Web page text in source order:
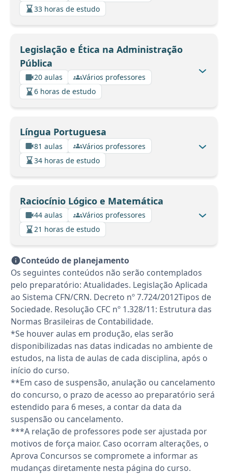
33 horas de estudo
Legislação e Ética na Administração
Pública
20 aulas
Vários professores
6 horas de estudo
Língua Portuguesa
81 aulas
Vários professores
34 horas de estudo
Raciocínio Lógico e Matemática
44 aulas
Vários professores
21 horas de estudo
Conteúdo de planejamento
Os seguintes conteúdos não serão contemplados
pelo preparatório: Atualidades. Legislação Aplicada
ao Sistema CFN/CRN. Decreto nº 7.724/2012Tipos de
Sociedade. Resolução CFC nº 1.328/11: Estrutura das
Normas Brasileiras de Contabilidade.
*Se houver aulas em produção, elas serão
disponibilizadas nas datas indicadas no ambiente de
estudos, na lista de aulas de cada disciplina, após o
início do curso.
**Em caso de suspensão, anulação ou cancelamento
do concurso, o prazo de acesso ao preparatório será
estendido para 6 meses, a contar da data da
suspensão ou cancelamento.
***A relação de professores pode ser ajustada por
motivos de força maior. Caso ocorram alterações, o
Aprova Concursos se compromete a informar as
mudanças diretamente nesta página do curso.